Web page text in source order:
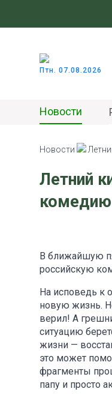
Птн. 07.08.2026
Новости
Новости
Летний
В ближайшую
российскую
На исповедь к
новую жизнь.
верил! А
ситуацию
жизни —
это может
фрагменты
папу и просто